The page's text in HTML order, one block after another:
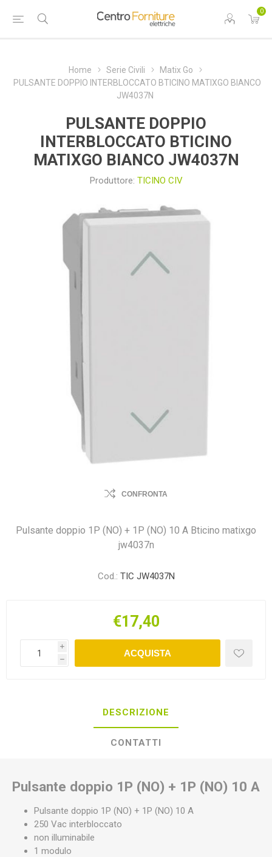
0
Home Serie Civili
Matix Go
PULSANTE DOPPIO INTERBLOCCATO BTICINO MATIXGO BIANCO
JW4037N
PULSANTE DOPPIO
INTERBLOCCATO BTICINO
MATIXGO BIANCO JW4037N
Produttore: TICINO CIV
CONFRONTA
Pulsante doppio 1P (NO) + 1P (NO) 10 A Bticino matixgo
jw4037n
Cod.: TIC JW4037N
€17,40
i
h
ACQUISTA
DESCRIZIONE
CONTATTI
Pulsante doppio 1P (NO) + 1P (NO) 10 A
Pulsante doppio 1P (NO) + 1P (NO) 10 A
250 Vac interbloccato
non illuminabile
1 modulo